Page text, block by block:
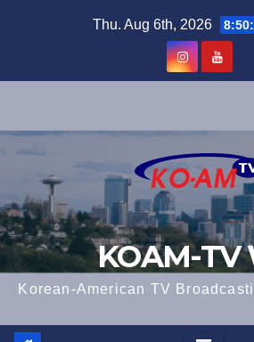
Thu. Aug 6th, 2026
KOAM-TV
Korean-American TV